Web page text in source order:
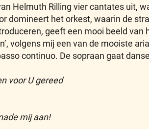
Helmuth Rilling vier cantates uit,
domineert het orkest, waarin de
geeft een mooi beeld van
volgens mij een van de mooiste
continuo. De sopraan gaat
voor U gereed
mij aan!